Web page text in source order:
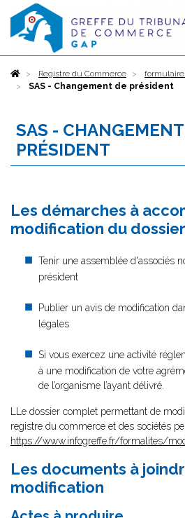
AccueilRegistre du Commerce
SAS - Changement de président
SAS -
PRÉSIDENT
Les démarches à
modification du dossier
Tenir une assemblée d'associés
président
Publier un avis de modification
légales
Si vous exercez une activité
à une modification de votre
de l’organisme l’ayant délivré.
LLe dossier complet permettant de
registre du commerce et des sociétés
https://www.infogreffe.fr/formalites/
Les documents à
modification